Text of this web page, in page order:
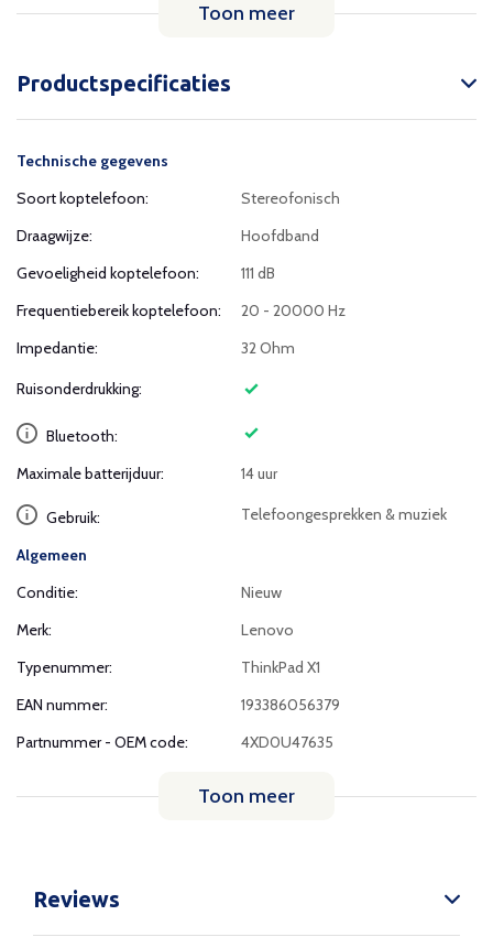
Toon meer
Productspecificaties
Technische gegevens
Soort koptelefoon:
Stereofonisch
Draagwijze:
Hoofdband
Gevoeligheid koptelefoon:
111 dB
Frequentiebereik koptelefoon:
20 - 20000 Hz
Impedantie:
32 Ohm
Ruisonderdrukking:
Bluetooth:
Maximale batterijduur:
14 uur
Gebruik: Telefoongesprekken & muziek
Algemeen
Conditie:
Nieuw
Merk:
Lenovo
Typenummer:
ThinkPad X1
EAN nummer:
193386056379
Partnummer - OEM code:
4XD0U47635
Toon meer
Reviews